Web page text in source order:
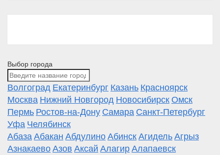
Выбор города
Волгоград Екатеринбург Казань Красноярск
Москва Нижний Новгород Новосибирск Омск
Пермь Ростов-на-Дону Самара Санкт-Петербург
Уфа Челябинск
Абаза Абакан Абдулино Абинск Агидель Агрыз
Азнакаево Азов Аксай Алагир Алапаевск